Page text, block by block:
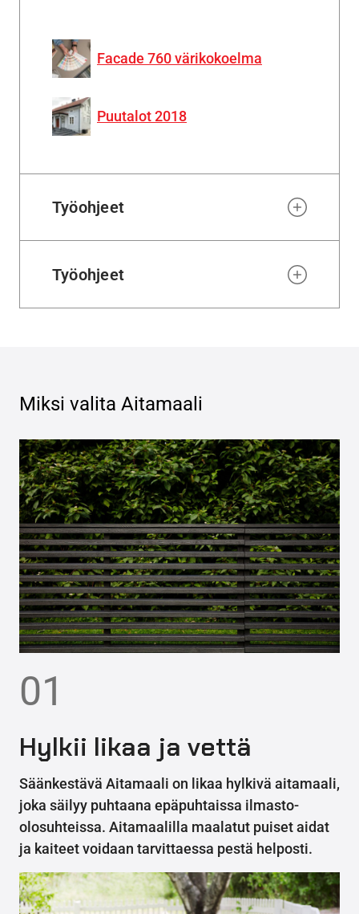
Facade 760 värikokoelma
Puutalot 2018
Työohjeet
Työohjeet
Miksi valita Aitamaali
01
Hylkii likaa ja vettä
Säänkestävä Aitamaali on likaa hylkivä aitamaali,
joka säilyy puhtaana epäpuhtaissa ilmasto-
olosuhteissa. Aitamaalilla maalatut puiset aidat
ja kaiteet voidaan tarvittaessa pestä helposti.